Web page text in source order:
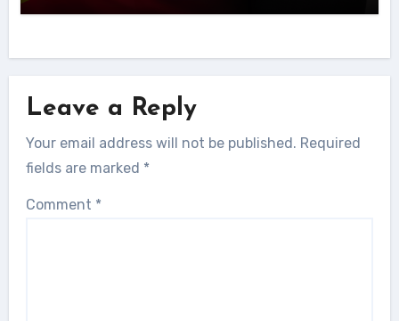
Leave a Reply
Your email address will not be published. Required
fields are marked *
Comment *